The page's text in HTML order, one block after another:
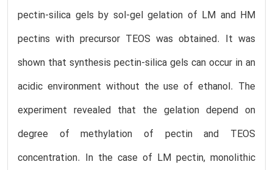
pectin-silica gels by sol-gel gelation of LM and HM
pectins with precursor TEOS was obtained. It was
shown that synthesis pectin-silica gels can occur in an
acidic environment without the use of ethanol. The
experiment revealed that the gelation depend on
degree of methylation of pectin and TEOS
concentration. In the case of LM pectin, monolithic